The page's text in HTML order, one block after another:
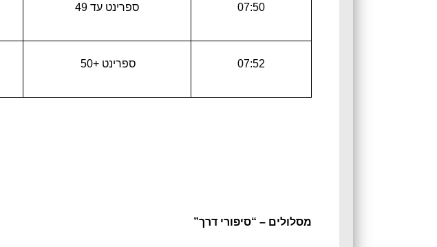
07:50 ספרינט עד 49
07:52 ספרינט +50
מסלולים – “סיפורי דרך”